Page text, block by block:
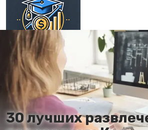
Главная
En
Es
Ru
30 лучших